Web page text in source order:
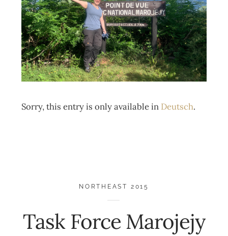
Sorry, this entry is only available in Deutsch.
NORTHEAST 2015
Task Force Marojejy